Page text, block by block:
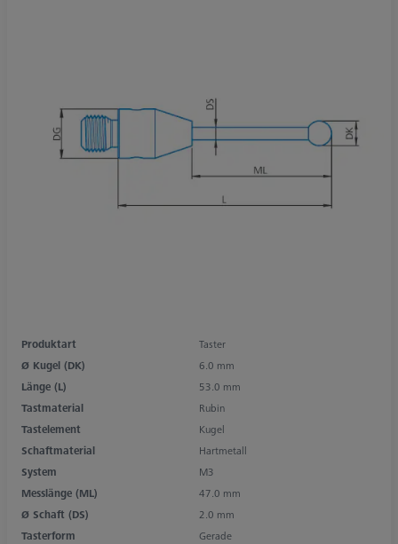
Produktart
Taster
Ø Kugel (DK)
6.0 mm
Länge (L)
53.0 mm
Tastmaterial
Rubin
Tastelement
Kugel
Schaftmaterial
Hartmetall
System
M3
Messlänge (ML)
47.0 mm
Ø Schaft (DS)
2.0 mm
Tasterform
Gerade